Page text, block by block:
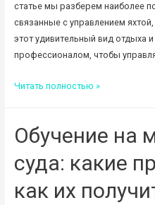
статье мы разберем наиболее
связанные с управлением
этот удивительный вид отдыха
профессионалом, чтобы
Популярные
яхтинг
Читать полностью »
Обучение на
суда: какие
как их